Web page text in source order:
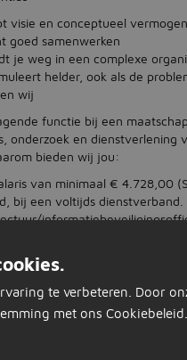
visie en conceptueel
goed samenwerken
je weg in een complexe
helder, ook als de
wij
functie bij een
onderzoek en
bieden wij jou:
van minimaal € 4.728,00
bij een voltijds
voor minstens 0,8 fte.Je
bieden wij je aantrekkelijke
voltijdse 38-urige werkweek
kiest om 40 uur te werken,
te verbeteren. Door
met ons Cookiebeleid.